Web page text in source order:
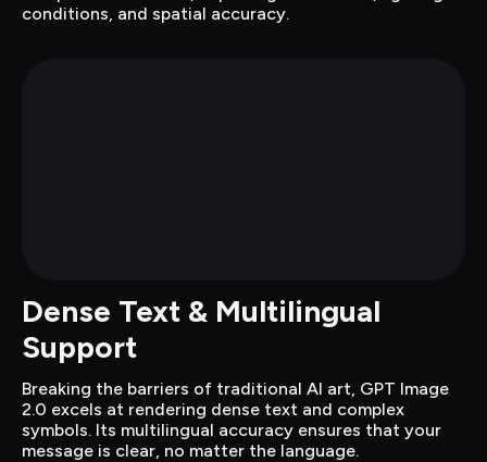
conditions, and spatial accuracy.
Dense Text & Multilingual
Support
Breaking the barriers of traditional AI art, GPT Image
2.0 excels at rendering dense text and complex
symbols. Its multilingual accuracy ensures that your
message is clear, no matter the language.